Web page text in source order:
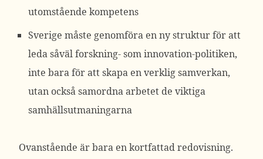
utomstående kompetens
Sverige måste genomföra en ny struktur för att
leda såväl forskning- som innovation-politiken,
inte bara för att skapa en verklig samverkan,
utan också samordna arbetet de viktiga
samhällsutmaningarna
Ovanstående är bara en kortfattad redovisning.